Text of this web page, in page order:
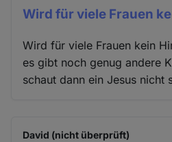
Wird für viele Frauen
Wird für viele Frauen kein
es gibt noch genug andere
schaut dann ein Jesus nicht
David (nicht überprüft)